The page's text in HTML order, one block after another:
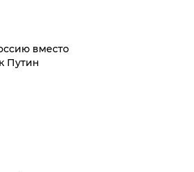
вместо
Путин